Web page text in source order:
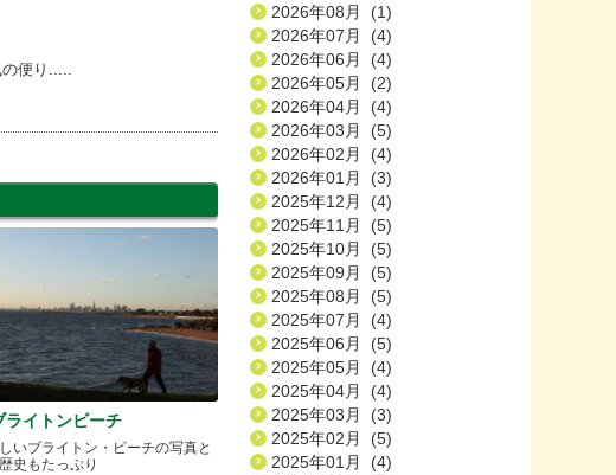
便り.....
ライトンビーチ
いブライトン・ビーチの写真と
史もたっぷり
2026年08月 (1)
2026年07月 (4)
2026年06月 (4)
2026年05月 (2)
2026年04月 (4)
2026年03月 (5)
2026年02月 (4)
2026年01月 (3)
2025年12月 (4)
2025年11月 (5)
2025年10月 (5)
2025年09月 (5)
2025年08月 (5)
2025年07月 (4)
2025年06月 (5)
2025年05月 (4)
2025年04月 (4)
2025年03月 (3)
2025年02月 (5)
2025年01月 (4)